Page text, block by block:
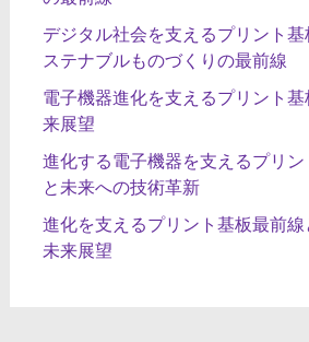
デジタル社会を支えるプリント
ステナブルものづくりの最前線
電子機器進化を支えるプリント
来展望
進化する電子機器を支えるプリ
と未来への技術革新
進化を支えるプリント基板最前
未来展望